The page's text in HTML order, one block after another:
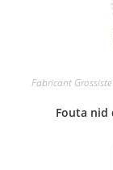
Fabricant
Fouta nid